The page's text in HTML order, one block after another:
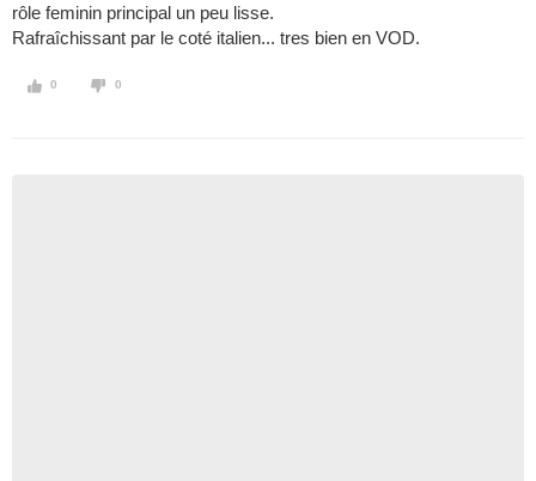
rôle feminin principal un peu lisse.
Rafraîchissant par le coté italien... tres bien en VOD.
0 0